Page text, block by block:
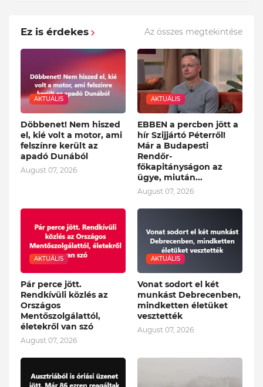
Ez is érdekes Az összes megtekintése
AKTUÁLIS
Döbbenet! Nem hiszed
el, kié volt a motor, ami
felszínre került az
apadó Dunából
August 07, 2026
AKTUÁLIS
EBBEN a percben jött a
hír Szijjártó Péterről!
Már a Budapesti
Rendőr-
főkapitányságon az
ügye, miután...
August 07, 2026
AKTUÁLIS
Pár perce jött.
Rendkívüli közlés az
Országos
Mentőszolgálattól,
életekről van szó
August 07, 2026
AKTUÁLIS
Vonat sodort el két
munkást Debrecenben,
mindketten életüket
vesztették
August 07, 2026